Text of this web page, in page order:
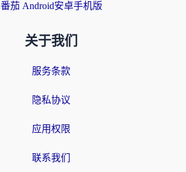
番茄 Android安卓手机版
关于我们
服务条款
隐私协议
应用权限
联系我们